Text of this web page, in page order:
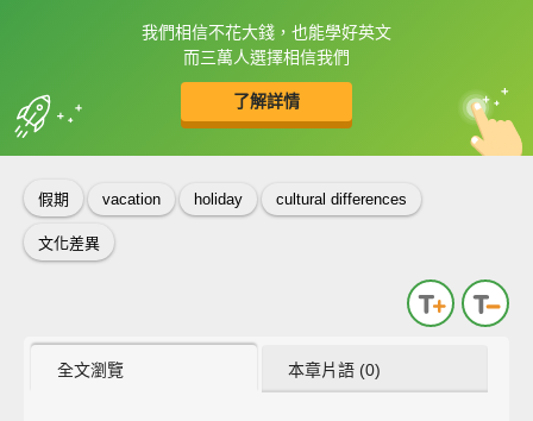
我們相信不花大錢，也能學好英文
而三萬人選擇相信我們
了解詳情
框選或點兩下字幕可以直接查字典喔！
收錄佳句 中
英
假期 vacation holiday cultural differences
文化差異
全文瀏覽 本章片語 (0)